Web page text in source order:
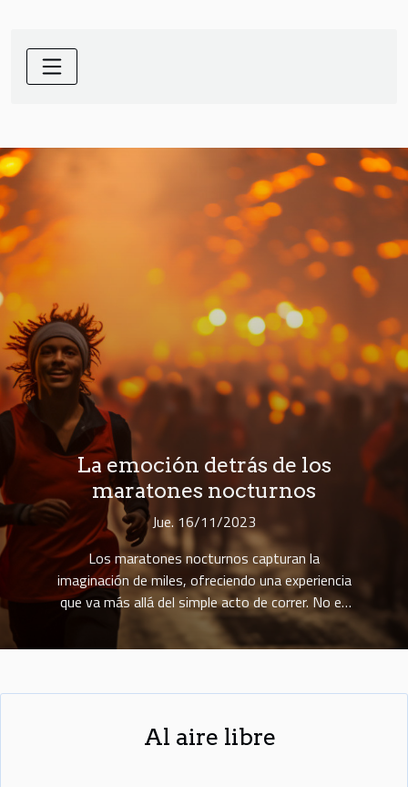
La emoción detrás de los
maratones nocturnos
Jue. 16/11/2023
Los maratones nocturnos capturan la
imaginación de miles, ofreciendo una experiencia
que va más allá del simple acto de correr. No es
simplemente la distancia ni la condición física lo
que atrapa a los participantes, sino la atmósfera
la noche. La carrera se convierte en un viaje
una promesa de superación y camaradería. La
Al aire libre